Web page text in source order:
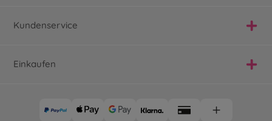
Kundenservice
Einkaufen